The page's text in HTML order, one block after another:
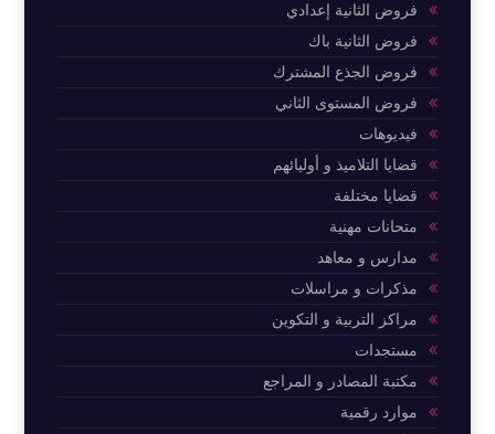
فروض الثانية إعدادي
فروض الثانية باك
فروض الجذع المشترك
فروض المستوى الثاني
فيديوهات
قضايا التلاميذ و أوليائهم
قضايا مختلفة
متحانات مهنية
مدارس و معاهد
مذكرات و مراسلات
مراكز التربية و التكوين
مستجدات
مكتبة المصادر و المراجع
موارد رقمية